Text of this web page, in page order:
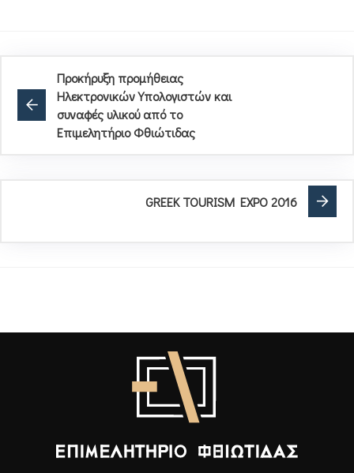
Προκήρυξη προμήθειας
Ηλεκτρονικών Υπολογιστών και
συναφές υλικού από το
Επιμελητήριο Φθιώτιδας
GREEK TOURISM EXPO 2016